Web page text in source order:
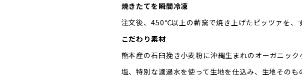
焼きたてを瞬間冷凍
注文後、450℃以上の薪窯で焼き上げたピッツァを、
こだわり素材
熊本産の石臼挽き小麦粉に沖縄生まれのオーガニッ
塩、特別な濾過水を使って生地を仕込み、生地そのも